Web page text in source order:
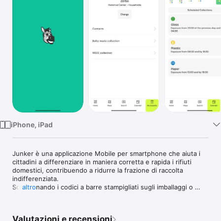
iPhone, iPad
Junker è una applicazione Mobile per smartphone che aiuta i
cittadini a differenziare in maniera corretta e rapida i rifiuti
domestici, contribuendo a ridurre la frazione di raccolta
indifferenziata.
Scansionando i codici a barre stampigliati sugli imballaggi o
altro
Valutazioni e recensioni